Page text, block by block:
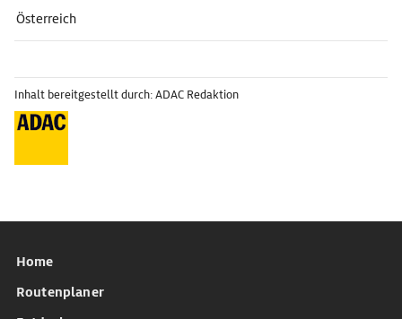
Österreich
Inhalt bereitgestellt durch: ADAC Redaktion
Home
Routenplaner